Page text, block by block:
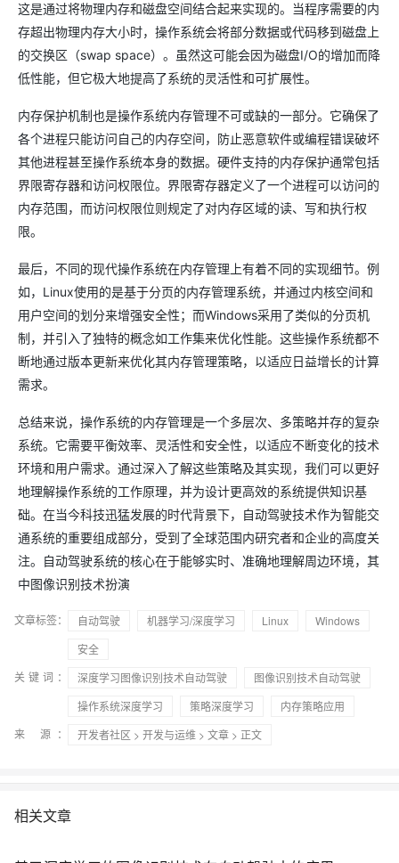
这是通过将物理内存和磁盘空间结合起来实现的。当程序需要的内
存超出物理内存大小时，操作系统会将部分数据或代码移到磁盘上
的交换区（swap space）。虽然这可能会因为磁盘I/O的增加而降
低性能，但它极大地提高了系统的灵活性和可扩展性。
内存保护机制也是操作系统内存管理不可或缺的一部分。它确保了
各个进程只能访问自己的内存空间，防止恶意软件或编程错误破坏
其他进程甚至操作系统本身的数据。硬件支持的内存保护通常包括
界限寄存器和访问权限位。界限寄存器定义了一个进程可以访问的
内存范围，而访问权限位则规定了对内存区域的读、写和执行权
限。
最后，不同的现代操作系统在内存管理上有着不同的实现细节。例
如，Linux使用的是基于分页的内存管理系统，并通过内核空间和
用户空间的划分来增强安全性；而Windows采用了类似的分页机
制，并引入了独特的概念如工作集来优化性能。这些操作系统都不
断地通过版本更新来优化其内存管理策略，以适应日益增长的计算
需求。
总结来说，操作系统的内存管理是一个多层次、多策略并存的复杂
系统。它需要平衡效率、灵活性和安全性，以适应不断变化的技术
环境和用户需求。通过深入了解这些策略及其实现，我们可以更好
地理解操作系统的工作原理，并为设计更高效的系统提供知识基
础。在当今科技迅猛发展的时代背景下，自动驾驶技术作为智能交
通系统的重要组成部分，受到了全球范围内研究者和企业的高度关
注。自动驾驶系统的核心在于能够实时、准确地理解周边环境，其
中图像识别技术扮演
文章标签： 自动驾驶 机器学习/深度学习 Linux
Windows
安全
关键词：
深度学习图像识别技术自动驾驶
图像识别技术自动驾驶
操作系统深度学习
策略深度学习
内存策略应用
来 源：
开发者社区 > 开发与运维 > 文章 > 正文
相关文章